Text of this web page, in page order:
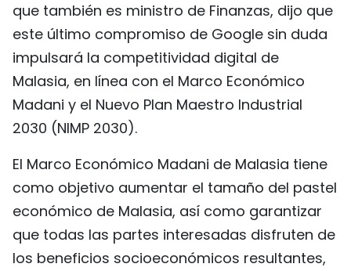
que también es ministro de Finanzas, dijo que
este último compromiso de Google sin duda
impulsará la competitividad digital de
Malasia, en línea con el Marco Económico
Madani y el Nuevo Plan Maestro Industrial
2030 (NIMP 2030).
El Marco Económico Madani de Malasia tiene
como objetivo aumentar el tamaño del pastel
económico de Malasia, así como garantizar
que todas las partes interesadas disfruten de
los beneficios socioeconómicos resultantes,